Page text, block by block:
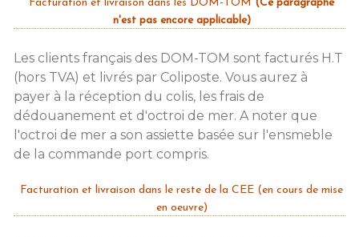
Facturation et livraison dans les DOM-TOM (Ce paragraphe
n'est pas encore applicable)
Les clients français des DOM-TOM sont facturés H.T
(hors TVA) et livrés par Coliposte. Vous aurez à
payer à la réception du colis, les frais de
dédouanement et d'octroi de mer. A noter que
l'octroi de mer a son assiette basée sur l'ensmeble
de la commande port compris.
Facturation et livraison dans le reste de la CEE (en cours de mise
en oeuvre)